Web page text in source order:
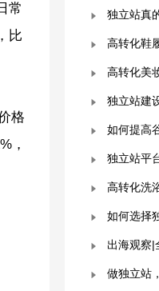
常
比
格
，